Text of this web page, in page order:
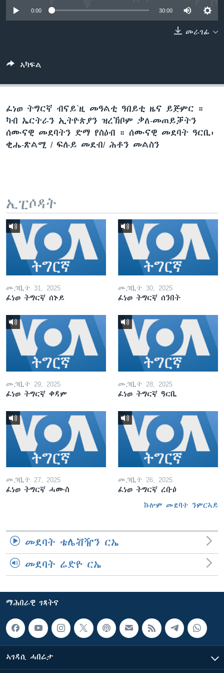
ቂሔ ጽልሚ
ቋንቋታት
0:00 30:00
መራገፊ
ኣካፍል
ፈነወ ትግርኛ ብናይ`ዚ መዓልቲ ዓበይቲ ዜና ይጅምር ።
ካብ ኤርትራን ኢትዮጵያን ዝረኽቦም ቃለ-መጠይቓትን
ሰሙናዊ መደባትን ድማ የስዕብ ። ሰሙናዊ መደባት ዓርቢ፡
ቂሔ-ጽልሚ / ፍሉይ መደብ/ ሕቶን መልስን
ኢፒሶዳት
መጋቢት 31, 2025
ፈነወ ትግርኛ ሰኑይ
መጋቢት 30, 2025
ፈነወ ትግርኛ ሰንበት
መጋቢት 29, 2025
ፈነወ ትግርኛ ቀዳም
መጋቢት 28, 2025
ፈነወ ትግርኛ ዓርቢ
መጋቢት 27, 2025
ፈነወ ትግርኛ ሓሙስ
መጋቢት 26, 2025
ፈነወ ትግርኛ ረቡዕ
ኩሎም መደባት ንምርኣይ
መደባት ቴሌቭዥን ርኤ
መደባት ሬድዮ ርኤ
ማሕበራዊ ገጻትና
ኣገዳሲ ሓበሬታ